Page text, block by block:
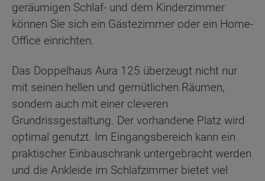
geräumigen Schlaf- und dem Kinderzimmer
können Sie sich ein Gästezimmer oder ein Home-
Office einrichten.
Das Doppelhaus Aura 125 überzeugt nicht nur
mit seinen hellen und gemütlichen Räumen,
sondern auch mit einer cleveren
Grundrissgestaltung. Der vorhandene Platz wird
optimal genutzt. Im Eingangsbereich kann ein
praktischer Einbauschrank untergebracht werden
und die Ankleide im Schlafzimmer bietet viel